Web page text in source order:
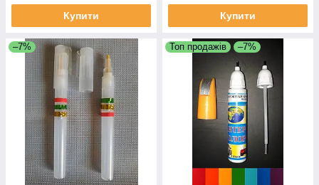
Купити Купити
–7% Топ продажів –7%